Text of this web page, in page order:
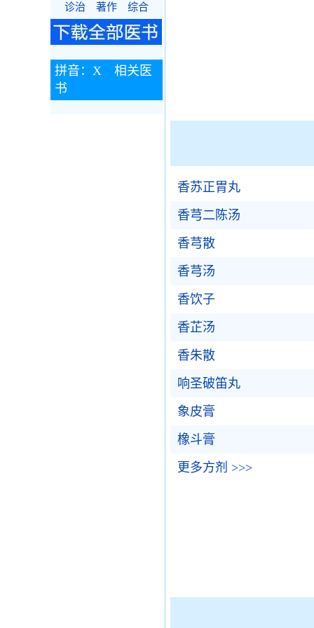
香苏正胃丸
香芎二陈汤
香芎散
香芎汤
香饮子
香芷汤
香朱散
响圣破笛丸
象皮膏
橡斗膏
更多方剂 >>>
诊治 著作 综合
拼音：X 相关医
书